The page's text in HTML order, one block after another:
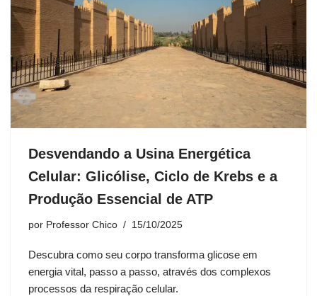
Desvendando a Usina Energética
Celular: Glicólise, Ciclo de Krebs e a
Produção Essencial de ATP
por Professor Chico 15/10/2025
Descubra como seu corpo transforma glicose em
energia vital, passo a passo, através dos complexos
processos da respiração celular.